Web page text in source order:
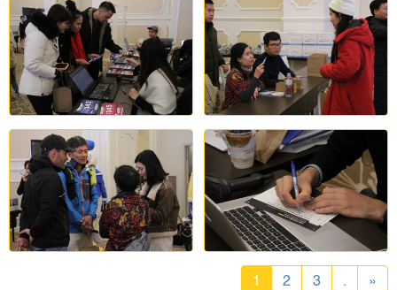
1 2 3 . »